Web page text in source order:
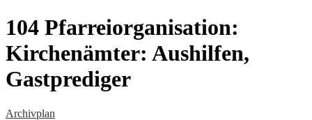
104 Pfarreiorganisation:
Kirchenämter: Aushilfen,
Gastprediger
Archivplan